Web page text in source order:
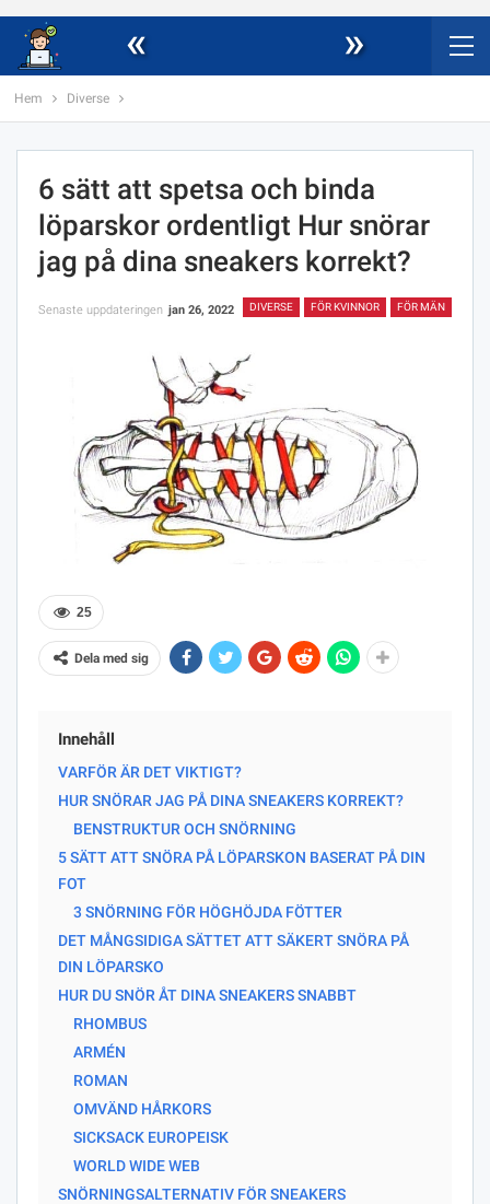
« »
Hem Diverse
6 sätt att spetsa och binda
löparskor ordentligt Hur snörar
jag på dina sneakers korrekt?
DIVERSE FÖR KVINNOR FÖR MÄN
Senaste uppdateringen jan 26, 2022
25
Dela med sig
Innehåll
VARFÖR ÄR DET VIKTIGT?
HUR SNÖRAR JAG PÅ DINA SNEAKERS KORREKT?
BENSTRUKTUR OCH SNÖRNING
5 SÄTT ATT SNÖRA PÅ LÖPARSKON BASERAT PÅ DIN
FOT
3 SNÖRNING FÖR HÖGHÖJDA FÖTTER
DET MÅNGSIDIGA SÄTTET ATT SÄKERT SNÖRA PÅ
DIN LÖPARSKO
HUR DU SNÖR ÅT DINA SNEAKERS SNABBT
RHOMBUS
ARMÉN
ROMAN
OMVÄND HÅRKORS
SICKSACK EUROPEISK
WORLD WIDE WEB
SNÖRNINGSALTERNATIV FÖR SNEAKERS